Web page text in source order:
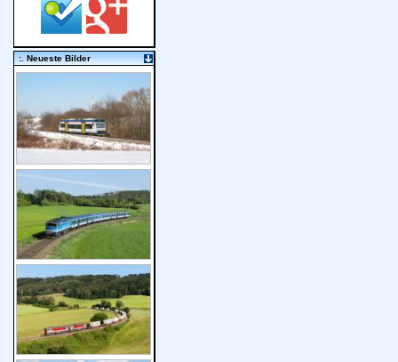
:. Neueste Bilder